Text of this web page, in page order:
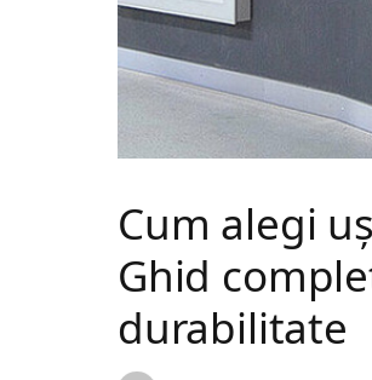
Cum alegi
Ghid
durabilitate